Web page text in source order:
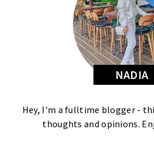
NADIA
Hey, I'm a fulltime blogger -
thoughts and opinions.